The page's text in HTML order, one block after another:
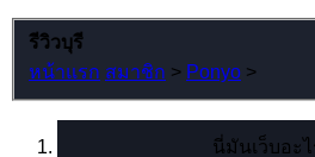
รีวิวบุรี
หน้าแรก สมาชิก > Ponyo >
นี่มันเว็บอะ